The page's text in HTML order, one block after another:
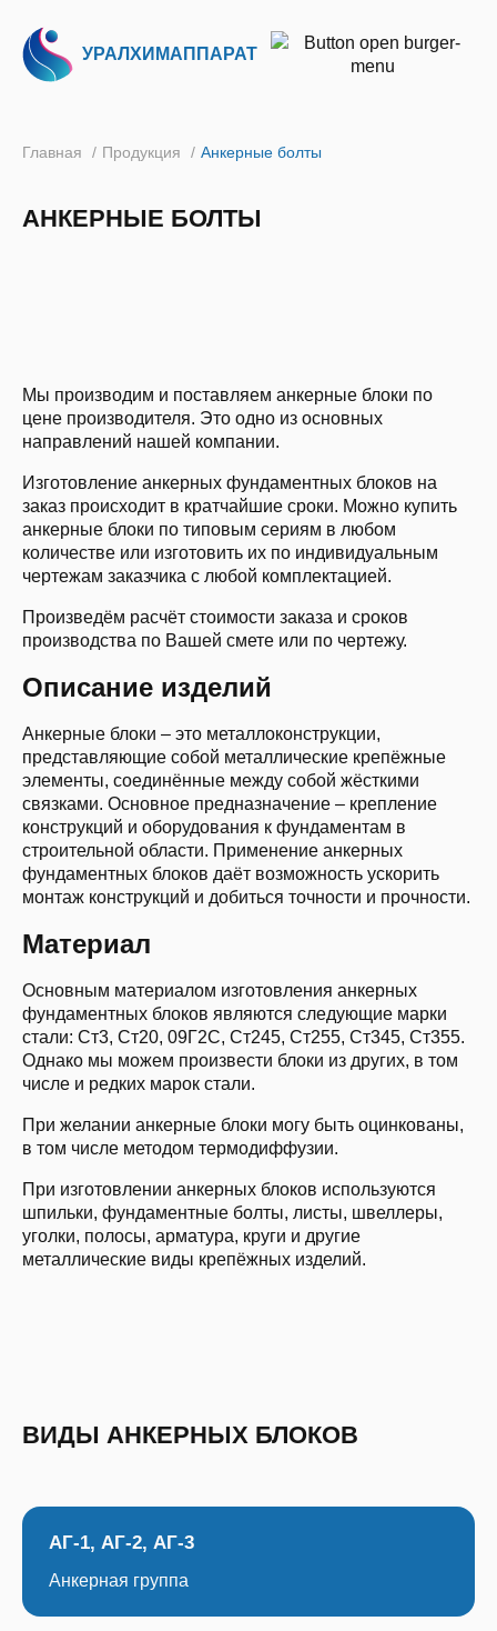
УРАЛХИМАППАРАТ
Главная / Продукция / Анкерные болты
АНКЕРНЫЕ БОЛТЫ
Мы производим и поставляем анкерные блоки по
цене производителя. Это одно из основных
направлений нашей компании.
Изготовление анкерных фундаментных блоков на
заказ происходит в кратчайшие сроки. Можно купить
анкерные блоки по типовым сериям в любом
количестве или изготовить их по индивидуальным
чертежам заказчика с любой комплектацией.
Произведём расчёт стоимости заказа и сроков
производства по Вашей смете или по чертежу.
Описание изделий
Анкерные блоки – это металлоконструкции,
представляющие собой металлические крепёжные
элементы, соединённые между собой жёсткими
связками. Основное предназначение – крепление
конструкций и оборудования к фундаментам в
строительной области. Применение анкерных
фундаментных блоков даёт возможность ускорить
монтаж конструкций и добиться точности и прочности.
Материал
Основным материалом изготовления анкерных
фундаментных блоков являются следующие марки
стали: Ст3, Ст20, 09Г2С, Ст245, Ст255, Ст345, Ст355.
Однако мы можем произвести блоки из других, в том
числе и редких марок стали.
При желании анкерные блоки могу быть оцинкованы,
в том числе методом термодиффузии.
При изготовлении анкерных блоков используются
шпильки, фундаментные болты, листы, швеллеры,
уголки, полосы, арматура, круги и другие
металлические виды крепёжных изделий.
ВИДЫ АНКЕРНЫХ БЛОКОВ
АГ-1, АГ-2, АГ-3
Анкерная группа